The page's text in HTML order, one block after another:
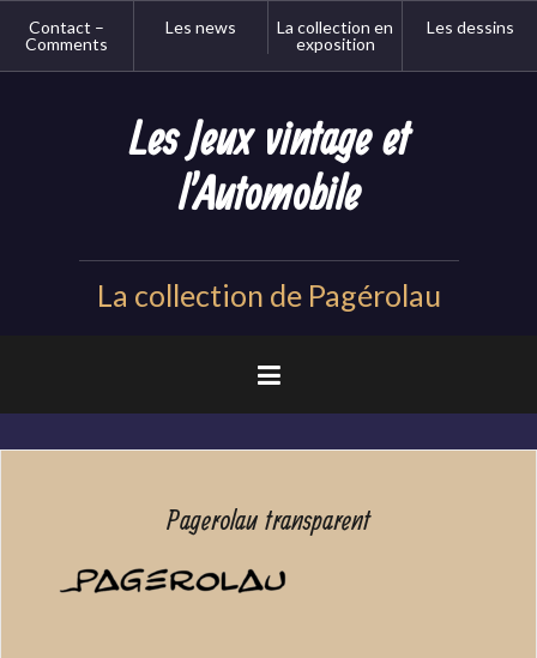
Contact –
Comments
Les news
La collection en
exposition
Les dessins
Les Jeux vintage et
l'Automobile
La collection de Pagérolau
Pagerolau transparent